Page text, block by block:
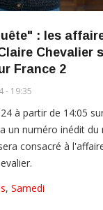
: les
Chevalier
France 2
- 19:35
à partir de 14:05
un numéro inédit du
consacré à
, Samedi